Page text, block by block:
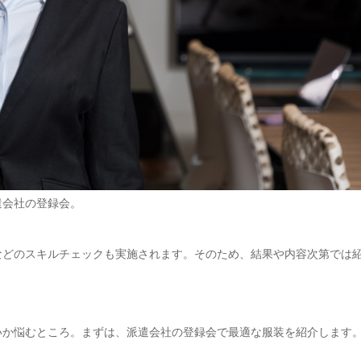
社の登録会。
のスキルチェックも実施されます。そのため、結果や内容次第では
悩むところ。まずは、派遣会社の登録会で最適な服装を紹介します